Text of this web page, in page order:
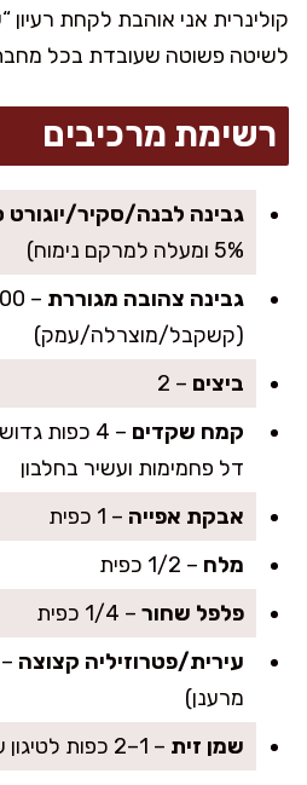
קולינרית אני אוהבת לקחת רעיון
לשיטה פשוטה שעובדת בכל
רשימת מרכיבים
גבינה לבנה/סקיר/יוגורט
5% ומעלה למרקם נימוח)
גבינה צהובה מגוררת
(קשקבל/מוצרלה/עמק)
ביצים – 2
קמח שקדים
דל פחמימות ועשיר בחלבון
אבקת אפייה – 1 כפית
מלח – 1/2 כפית
פלפל שחור – 1/4 כפית
עירית/פטרוזיליה קצוצה
מרענן)
שמן זית – 1–2 כפות לטיגון עדין